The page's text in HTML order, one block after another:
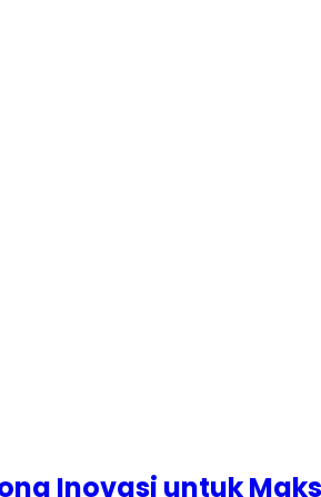
Inovasi untuk